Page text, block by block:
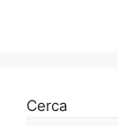
Cerca